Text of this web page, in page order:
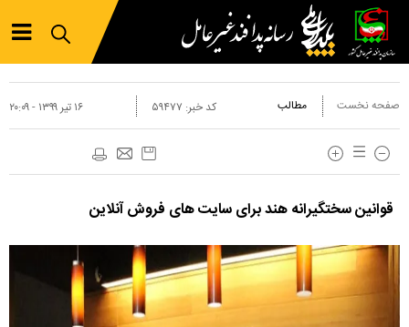
صفحه نخست مطالب ۱۶ تير ۱۳۹۹ - ۲۰:۰۹ کد خبر: ۵۹۴۷۷
قوانین سختگیرانه هند برای سایت های فروش آنلاین